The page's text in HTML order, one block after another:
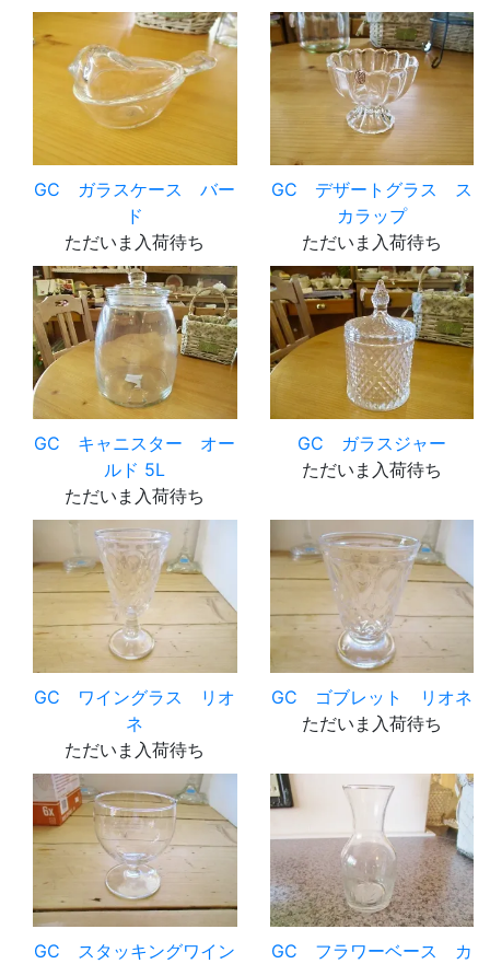
GC ガラスケース バー
ド
ただいま入荷待ち
GC デザートグラス ス
カラップ
ただいま入荷待ち
GC キャニスター オー
ルド 5L
ただいま入荷待ち
GC ガラスジャー
ただいま入荷待ち
GC ワイングラス リオ
ネ
ただいま入荷待ち
GC ゴブレット リオネ
ただいま入荷待ち
GC スタッキングワイン
GC フラワーベース カ